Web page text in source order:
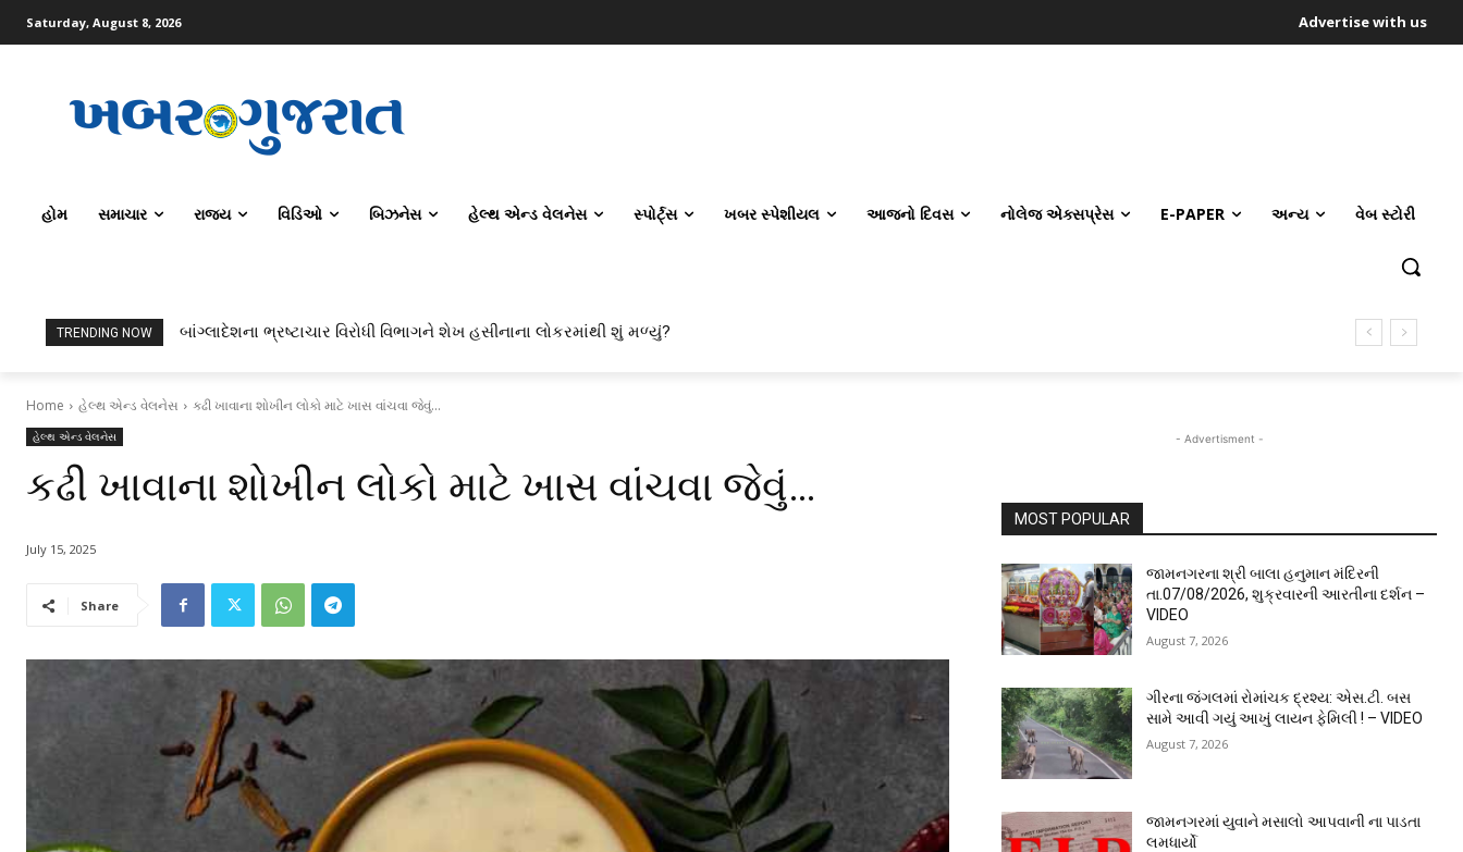
Saturday, August 8, 2026 Advertise with us
હોમ સમાચાર રાજ્ય વિડિઓ બિઝનેસ હેલ્થ એન્ડ વેલનેસ સ્પોર્ટ્સ ખબર સ્પેશીયલ આજનો દિવસ નોલેજ એક્સપ્રેસ E-PAPER અન્ય વેબ સ્ટોરી
TRENDING NOW બાંગ્લાદેશના ભ્રષ્ટાચાર વિરોધી વિભાગને શેખ હસીનાના લોકરમાંથી શું મળ્યું?
Home હેલ્થ એન્ડ વેલનેસ કઢી ખાવાના શોખીન લોકો માટે ખાસ વાંચવા જેવું...
હેલ્થ એન્ડ વેલનેસ
કઢી ખાવાના શોખીન લોકો માટે ખાસ વાંચવા જેવું…
July 15, 2025
Share
- Advertisment -
MOST POPULAR
જામનગરના શ્રી બાલા હનુમાન મંદિરની
તા.07/08/2026, શુક્રવારની આરતીના દર્શન –
VIDEO
August 7, 2026
ગીરના જંગલમાં રોમાંચક દ્રશ્ય: એસ.ટી. બસ
સામે આવી ગયું આખું લાયન ફેમિલી ! – VIDEO
August 7, 2026
જામનગરમાં યુવાને મસાલો આપવાની ના પાડતા
લમધાર્યો